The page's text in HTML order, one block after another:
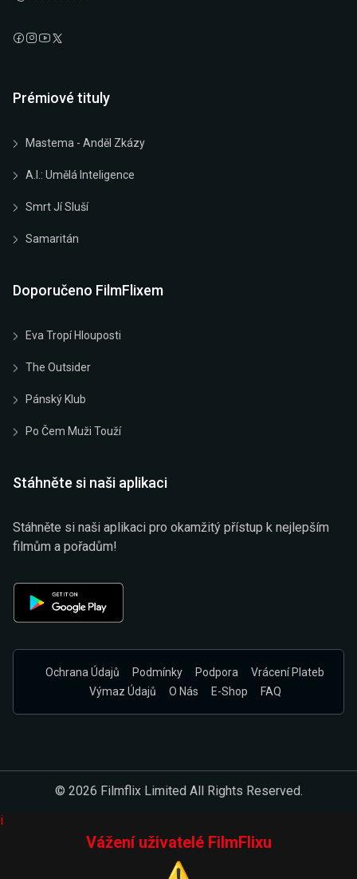
Prémiové tituly
Mastema - Anděl Zkázy
A.I.: Umělá Inteligence
Smrt Jí Sluší
Samaritán
Doporučeno FilmFlixem
Eva Tropí Hlouposti
The Outsider
Pánský Klub
Po Čem Muži Touží
Stáhněte si naši aplikaci
Stáhněte si naši aplikaci pro okamžitý přístup k nejlepším
filmům a pořadům!
Ochrana Údajů Podmínky Podpora
Vrácení Plateb
Výmaz Údajů
O Nás E-Shop FAQ
© 2026 Filmflix Limited All Rights Reserved.
i
Vážení uživatelé FilmFlixu